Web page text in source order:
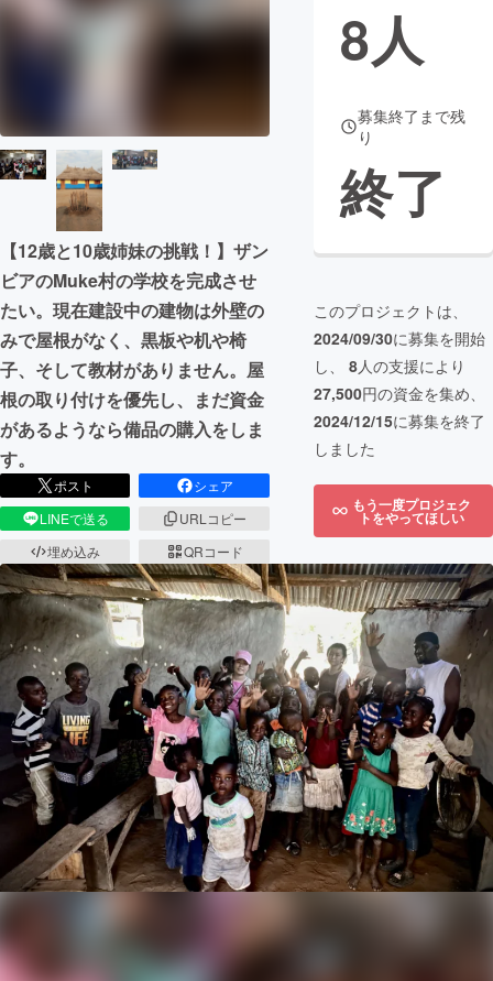
CAMPFIREふるさと納税machi-ya コミュニティ
【12歳と10歳姉妹の挑戦！】ザン
ビアのMuke村の学校を完成させ
たい。現在建設中の建物は外壁の
みで屋根がなく、黒板や机や椅
子、そして教材がありません。屋
根の取り付けを優先し、まだ資金
があるようなら備品の購入をしま
す。
ポスト
シェア
LINEで送る
URLコピー
埋め込み
QRコード
8人
募集終了まで残
り
終了
このプロジェクトは、
2024/09/30に募集を開始
し、 8人の支援により
27,500円の資金を集め、
2024/12/15に募集を終了
しました
もう一度プロジェク
トをやってほしい